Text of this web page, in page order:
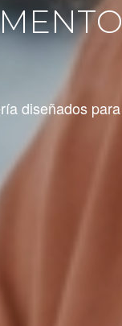
diseñados para